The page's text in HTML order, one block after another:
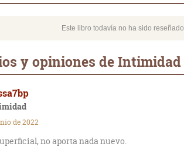
Este libro todavía no ha sido reseñado
y opiniones de Intimidad
de 2022
no aporta nada nuevo.